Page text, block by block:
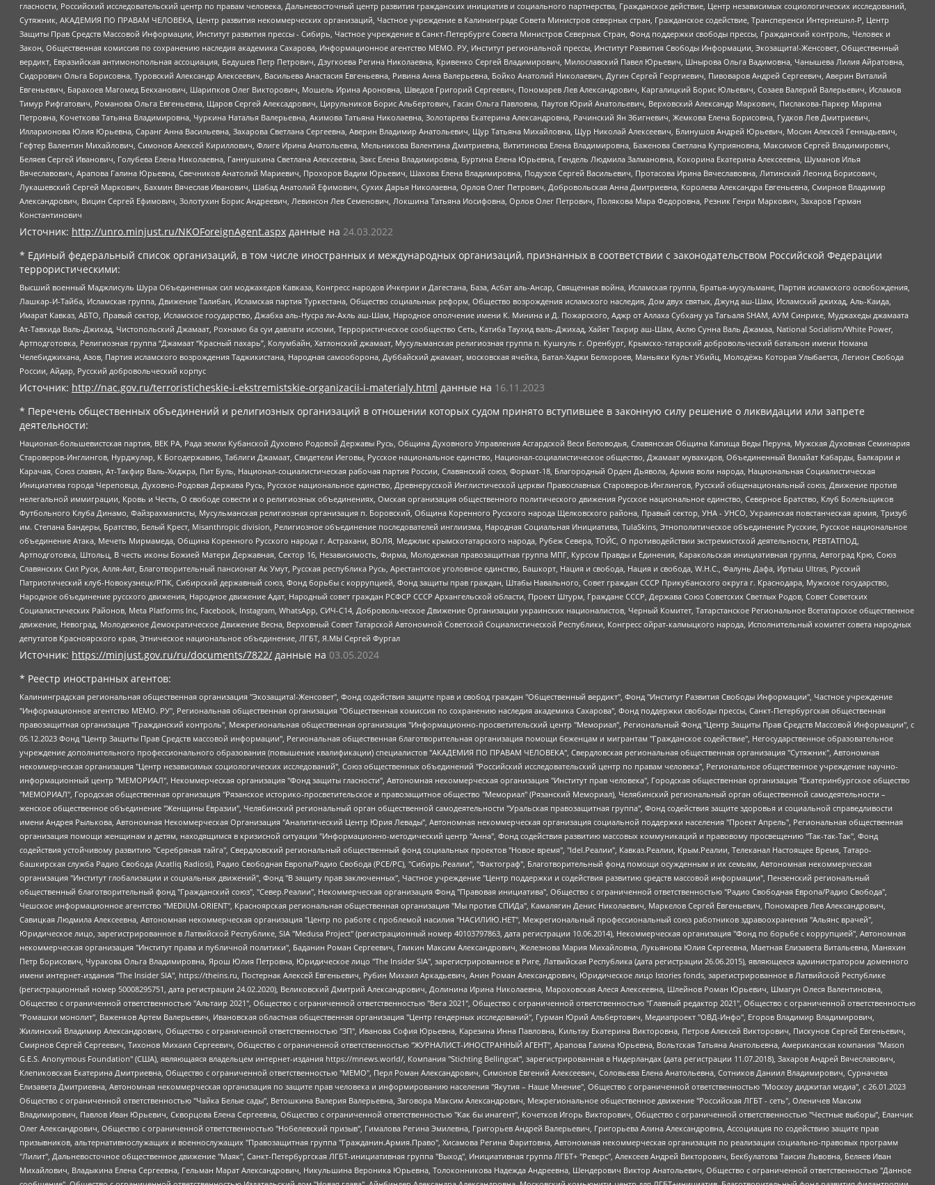
гласности, Российский исследовательский центр по правам человека, Дальневосточный центр развития гражданских инициатив и социального партнерства, Гражданское действие, Центр независимых социологических исследований,
Сутяжник, АКАДЕМИЯ ПО ПРАВАМ ЧЕЛОВЕКА, Центр развития некоммерческих организаций, Частное учреждение в Калининграде Совета Министров северных стран, Гражданское содействие, Трансперенси Интернешнл-Р, Центр
Защиты Прав Средств Массовой Информации, Институт развития прессы - Сибирь, Частное учреждение в Санкт-Петербурге Совета Министров Северных Стран, Фонд поддержки свободы прессы, Гражданский контроль, Человек и
Закон, Общественная комиссия по сохранению наследия академика Сахарова, Информационное агентство МЕМО. РУ, Институт региональной прессы, Институт Развития Свободы Информации, Экозащита!-Женсовет, Общественный
вердикт, Евразийская антимонопольная ассоциация, Бедушев Петр Петрович, Дзугкоева Регина Николаевна, Кривенко Сергей Владимирович, Милославский Павел Юрьевич, Шнырова Ольга Вадимовна, Чанышева Лилия Айратовна,
Сидорович Ольга Борисовна, Туровский Александр Алексеевич, Васильева Анастасия Евгеньевна, Ривина Анна Валерьевна, Бойко Анатолий Николаевич, Дугин Сергей Георгиевич, Пивоваров Андрей Сергеевич, Аверин Виталий
Евгеньевич, Барахоев Магомед Бекханович, Шарипков Олег Викторович, Мошель Ирина Ароновна, Шведов Григорий Сергеевич, Пономарев Лев Александрович, Каргалицкий Борис Юльевич, Созаев Валерий Валерьевич, Исламов
Тимур Рифгатович, Романова Ольга Евгеньевна, Щаров Сергей Алексадрович, Цирульников Борис Альбертович, Гасан Ольга Павловна, Паутов Юрий Анатольевич, Верховский Александр Маркович, Пислакова-Паркер Марина
Петровна, Кочеткова Татьяна Владимировна, Чуркина Наталья Валерьевна, Акимова Татьяна Николаевна, Золотарева Екатерина Александровна, Рачинский Ян Збигневич, Жемкова Елена Борисовна, Гудков Лев Дмитриевич,
Илларионова Юлия Юрьевна, Саранг Анна Васильевна, Захарова Светлана Сергеевна, Аверин Владимир Анатольевич, Щур Татьяна Михайловна, Щур Николай Алексеевич, Блинушов Андрей Юрьевич, Мосин Алексей Геннадьевич,
Гефтер Валентин Михайлович, Симонов Алексей Кириллович, Флиге Ирина Анатольевна, Мельникова Валентина Дмитриевна, Вититинова Елена Владимировна, Баженова Светлана Куприяновна, Максимов Сергей Владимирович,
Беляев Сергей Иванович, Голубева Елена Николаевна, Ганнушкина Светлана Алексеевна, Закс Елена Владимировна, Буртина Елена Юрьевна, Гендель Людмила Залмановна, Кокорина Екатерина Алексеевна, Шуманов Илья
Вячеславович, Арапова Галина Юрьевна, Свечников Анатолий Мариевич, Прохоров Вадим Юрьевич, Шахова Елена Владимировна, Подузов Сергей Васильевич, Протасова Ирина Вячеславовна, Литинский Леонид Борисович,
Лукашевский Сергей Маркович, Бахмин Вячеслав Иванович, Шабад Анатолий Ефимович, Сухих Дарья Николаевна, Орлов Олег Петрович, Добровольская Анна Дмитриевна, Королева Александра Евгеньевна, Смирнов Владимир
Александрович, Вицин Сергей Ефимович, Золотухин Борис Андреевич, Левинсон Лев Семенович, Локшина Татьяна Иосифовна, Орлов Олег Петрович, Полякова Мара Федоровна, Резник Генри Маркович, Захаров Герман
Константинович
Источник: http://unro.minjust.ru/NKOForeignAgent.aspx данные на 24.03.2022
* Единый федеральный список организаций, в том числе иностранных и международных организаций, признанных в соответствии с законодательством Российской Федерации
террористическими:
Высший военный Маджлисуль Шура Объединенных сил моджахедов Кавказа, Конгресс народов Ичкерии и Дагестана, База, Асбат аль-Ансар, Священная война, Исламская группа, Братья-мусульмане, Партия исламского освобождения,
Лашкар-И-Тайба, Исламская группа, Движение Талибан, Исламская партия Туркестана, Общество социальных реформ, Общество возрождения исламского наследия, Дом двух святых, Джунд аш-Шам, Исламский джихад, Аль-Каида,
Имарат Кавказ, АБТО, Правый сектор, Исламское государство, Джабха аль-Нусра ли-Ахль аш-Шам, Народное ополчение имени К. Минина и Д. Пожарского, Аджр от Аллаха Субхану уа Тагьаля SHAM, АУМ Синрике, Муджахеды джамаата
Ат-Тавхида Валь-Джихад, Чистопольский Джамаат, Рохнамо ба суи давлати исломи, Террористическое сообщество Сеть, Катиба Таухид валь-Джихад, Хайят Тахрир аш-Шам, Ахлю Сунна Валь Джамаа, National Socialism/White Power,
Артподготовка, Религиозная группа “Джамаат “Красный пахарь”, Колумбайн, Хатлонский джамаат, Мусульманская религиозная группа п. Кушкуль г. Оренбург, Крымско-татарский добровольческий батальон имени Номана
Челебиджихана, Азов, Партия исламского возрождения Таджикистана, Народная самооборона, Дуббайский джамаат, московская ячейка, Батал-Хаджи Белхороев, Маньяки Культ Убийц, Молодёжь Которая Улыбается, Легион Свобода
России, Айдар, Русский добровольческий корпус
Источник: http://nac.gov.ru/terroristicheskie-i-ekstremistskie-organizacii-i-materialy.html данные на 16.11.2023
* Перечень общественных объединений и религиозных организаций в отношении которых судом принято вступившее в законную силу решение о ликвидации или запрете
деятельности:
Национал-большевистская партия, ВЕК РА, Рада земли Кубанской Духовно Родовой Державы Русь, Община Духовного Управления Асгардской Веси Беловодья, Славянская Община Капища Веды Перуна, Мужская Духовная Семинария
Староверов-Инглингов, Нурджулар, К Богодержавию, Таблиги Джамаат, Свидетели Иеговы, Русское национальное единство, Национал-социалистическое общество, Джамаат мувахидов, Объединенный Вилайат Кабарды, Балкарии и
Карачая, Союз славян, Ат-Такфир Валь-Хиджра, Пит Буль, Национал-социалистическая рабочая партия России, Славянский союз, Формат-18, Благородный Орден Дьявола, Армия воли народа, Национальная Социалистическая
Инициатива города Череповца, Духовно-Родовая Держава Русь, Русское национальное единство, Древнерусской Инглистической церкви Православных Староверов-Инглингов, Русский общенациональный союз, Движение против
нелегальной иммиграции, Кровь и Честь, О свободе совести и о религиозных объединениях, Омская организация общественного политического движения Русское национальное единство, Северное Братство, Клуб Болельщиков
Футбольного Клуба Динамо, Файзрахманисты, Мусульманская религиозная организация п. Боровский, Община Коренного Русского народа Щелковского района, Правый сектор, УНА - УНСО, Украинская повстанческая армия, Тризуб
им. Степана Бандеры, Братство, Белый Крест, Misanthropic division, Религиозное объединение последователей инглиизма, Народная Социальная Инициатива, TulaSkins, Этнополитическое объединение Русские, Русское национальное
объединение Атака, Мечеть Мирмамеда, Община Коренного Русского народа г. Астрахани, ВОЛЯ, Меджлис крымскотатарского народа, Рубеж Севера, ТОЙС, О противодействии экстремистской деятельности, РЕВТАТПОД,
Артподготовка, Штольц, В честь иконы Божией Матери Державная, Сектор 16, Независимость, Фирма, Молодежная правозащитная группа МПГ, Курсом Правды и Единения, Каракольская инициативная группа, Автоград Крю, Союз
Славянских Сил Руси, Алля-Аят, Благотворительный пансионат Ак Умут, Русская республика Русь, Арестантское уголовное единство, Башкорт, Нация и свобода, Нация и свобода, W.H.С., Фалунь Дафа, Иртыш Ultras, Русский
Патриотический клуб-Новокузнецк/РПК, Сибирский державный союз, Фонд борьбы с коррупцией, Фонд защиты прав граждан, Штабы Навального, Совет граждан СССР Прикубанского округа г. Краснодара, Мужское государство,
Народное объединение русского движения, Народное движение Адат, Народный совет граждан РСФСР СССР Архангельской области, Проект Штурм, Граждане СССР, Держава Союз Советских Светлых Родов, Совет Советских
Социалистических Районов, Meta Platforms Inc, Facebook, Instagram, WhatsApp, СИЧ-С14, Добровольческое Движение Организации украинских националистов, Черный Комитет, Татарстанское Региональное Всетатарское общественное
движение, Невоград, Молодежное Демократическое Движение Весна, Верховный Совет Татарской Автономной Советской Социалистической Республики, Конгресс ойрат-калмыцкого народа, Исполнительный комитет совета народных
депутатов Красноярского края, Этническое национальное объединение, ЛГБТ, Я.МЫ Сергей Фургал
Источник: https://minjust.gov.ru/ru/documents/7822/ данные на 03.05.2024
* Реестр иностранных агентов:
Калининградская региональная общественная организация "Экозащита!-Женсовет", Фонд содействия защите прав и свобод граждан "Общественный вердикт", Фонд "Институт Развития Свободы Информации", Частное учреждение "Информационное агентство МЕМО. РУ", Региональная общественная организация "Общественная комиссия по сохранению наследия академика Сахарова", Фонд поддержки свободы прессы, Санкт-Петербургская общественная правозащитная организация "Гражданский контроль", Межрегиональная общественная организация "Информационно-просветительский центр "Мемориал", Региональный Фонд "Центр Защиты Прав Средств Массовой Информации", с 05.12.2023 Фонд "Центр Защиты Прав Средств массовой информации", Региональная общественная благотворительная организация помощи беженцам и мигрантам "Гражданское содействие", Негосударственное образовательное учреждение дополнительного профессионального образования (повышение квалификации) специалистов "АКАДЕМИЯ ПО ПРАВАМ ЧЕЛОВЕКА", Свердловская региональная общественная организация "Сутяжник", Автономная некоммерческая организация "Центр независимых социологических исследований", Союз общественных объединений "Российский исследовательский центр по правам человека", Региональное общественное учреждение научно-информационный центр "МЕМОРИАЛ", Некоммерческая организация "Фонд защиты гласности", Автономная некоммерческая организация "Институт прав человека", Городская общественная организация "Екатеринбургское общество "МЕМОРИАЛ", Городская общественная организация "Рязанское историко-просветительское и правозащитное общество "Мемориал" (Рязанский Мемориал), Челябинский региональный орган общественной самодеятельности – женское общественное объединение "Женщины Евразии", Челябинский региональный орган общественной самодеятельности "Уральская правозащитная группа", Фонд содействия защите здоровья и социальной справедливости имени Андрея Рылькова, Автономная Некоммерческая Организация "Аналитический Центр Юрия Левады", Автономная некоммерческая организация социальной поддержки населения "Проект Апрель", Региональная общественная организация помощи женщинам и детям, находящимся в кризисной ситуации "Информационно-методический центр "Анна", Фонд содействия развитию массовых коммуникаций и правовому просвещению "Так-так-Так", Фонд содействия устойчивому развитию "Серебряная тайга", Свердловский региональный общественный фонд социальных проектов "Новое время", "Idel.Реалии", Кавказ.Реалии, Крым.Реалии, Телеканал Настоящее Время, Татаро-башкирская служба Радио Свобода (Azatliq Radiosi), Радио Свободная Европа/Радио Свобода (PCE/PC), "Сибирь.Реалии", "Фактограф", Благотворительный фонд помощи осужденным и их семьям, Автономная некоммерческая организация "Институт глобализации и социальных движений", Фонд "В защиту прав заключенных", Частное учреждение "Центр поддержки и содействия развитию средств массовой информации", Пензенский региональный общественный благотворительный фонд "Гражданский союз", "Север.Реалии", Некоммерческая организация Фонд "Правовая инициатива", Общество с ограниченной ответственностью "Радио Свободная Европа/Радио Свобода", Чешское информационное агентство "MEDIUM-ORIENT", Красноярская региональная общественная организация "Мы против СПИДа", Камалягин Денис Николаевич, Маркелов Сергей Евгеньевич, Пономарев Лев Александрович, Савицкая Людмила Алексеевна, Автономная некоммерческая организация "Центр по работе с проблемой насилия "НАСИЛИЮ.НЕТ", Межрегиональный профессиональный союз работников здравоохранения "Альянс врачей", Юридическое лицо, зарегистрированное в Латвийской Республике, SIA "Medusa Project" (регистрационный номер 40103797863, дата регистрации 10.06.2014), Некоммерческая организация "Фонд по борьбе с коррупцией", Автономная некоммерческая организация "Институт права и публичной политики", Баданин Роман Сергеевич, Гликин Максим Александрович, Железнова Мария Михайловна, Лукьянова Юлия Сергеевна, Маетная Елизавета Витальевна, Маняхин Петр Борисович, Чуракова Ольга Владимировна, Ярош Юлия Петровна, Юридическое лицо "The Insider SIA", зарегистрированное в Риге, Латвийская Республика (дата регистрации 26.06.2015), являющееся администратором доменного имени интернет-издания "The Insider SIA", https://theins.ru, Постернак Алексей Евгеньевич, Рубин Михаил Аркадьевич, Анин Роман Александрович, Юридическое лицо Istories fonds, зарегистрированное в Латвийской Республике (регистрационный номер 50008295751, дата регистрации 24.02.2020), Великовский Дмитрий Александрович, Долинина Ирина Николаевна, Мароховская Алеся Алексеевна, Шлейнов Роман Юрьевич, Шмагун Олеся Валентиновна, Общество с ограниченной ответственностью "Альтаир 2021", Общество с ограниченной ответственностью "Вега 2021", Общество с ограниченной ответственностью "Главный редактор 2021", Общество с ограниченной ответственностью "Ромашки монолит", Важенков Артем Валерьевич, Ивановская областная общественная организация "Центр гендерных исследований", Гурман Юрий Альбертович, Медиапроект "ОВД-Инфо", Егоров Владимир Владимирович, Жилинский Владимир Александрович, Общество с ограниченной ответственностью "ЗП", Иванова София Юрьевна, Карезина Инна Павловна, Кильтау Екатерина Викторовна, Петров Алексей Викторович, Пискунов Сергей Евгеньевич, Смирнов Сергей Сергеевич, Тихонов Михаил Сергеевич, Общество с ограниченной ответственностью "ЖУРНАЛИСТ-ИНОСТРАННЫЙ АГЕНТ", Арапова Галина Юрьевна, Вольтская Татьяна Анатольевна, Американская компания "Mason G.E.S. Anonymous Foundation" (США), являющаяся владельцем интернет-издания https://mnews.world/, Компания "Stichting Bellingcat", зарегистрированная в Нидерландах (дата регистрации 11.07.2018), Захаров Андрей Вячеславович, Клепиковская Екатерина Дмитриевна, Общество с ограниченной ответственностью "МЕМО", Перл Роман Александрович, Симонов Евгений Алексеевич, Соловьева Елена Анатольевна, Сотников Даниил Владимирович, Сурначева Елизавета Дмитриевна, Автономная некоммерческая организация по защите прав человека и информированию населения "Якутия – Наше Мнение", Общество с ограниченной ответственностью "Москоу диджитал медиа", с 26.01.2023 Общество с ограниченной ответственностью "Чайка Белые сады", Ветошкина Валерия Валерьевна, Заговора Максим Александрович, Межрегиональное общественное движение "Российская ЛГБТ - сеть", Оленичев Максим Владимирович, Павлов Иван Юрьевич, Скворцова Елена Сергеевна, Общество с ограниченной ответственностью "Как бы инагент", Кочетков Игорь Викторович, Общество с ограниченной ответственностью "Честные выборы", Еланчик Олег Александрович, Общество с ограниченной ответственностью "Нобелевский призыв", Гималова Регина Эмилевна, Григорьев Андрей Валерьевич, Григорьева Алина Александровна, Ассоциация по содействию защите прав призывников, альтернативнослужащих и военнослужащих "Правозащитная группа "Гражданин.Армия.Право", Хисамова Регина Фаритовна, Автономная некоммерческая организация по реализации социально-правовых программ "Лилит", Дальневосточное общественное движение "Маяк", Санкт-Петербургская ЛГБТ-инициативная группа "Выход", Инициативная группа ЛГБТ+ "Реверс", Алексеев Андрей Викторович, Бекбулатова Таисия Львовна, Беляев Иван Михайлович, Владыкина Елена Сергеевна, Гельман Марат Александрович, Никульшина Вероника Юрьевна, Толоконникова Надежда Андреевна, Шендерович Виктор Анатольевич, Общество с ограниченной ответственностью "Данное сообщение", Общество с ограниченной ответственностью Издательский дом "Новая глава", Айнбиндер Александра Александровна, Московский комьюнити-центр для ЛГБТ+инициатив, Благотворительный фонд развития филантропии, Deutsche Welle (Германия, Kurt-Schumacher-Strasse 3, 53113 Bonn), Борзунова Мария Михайловна, Воробьев Виктор Викторович, Голубева Анна Львовна, Константинова Алла Михайловна, Малкова Ирина Владимировна, Мурадов Мурад Абдулгалимович, Осетинская Елизавета Николаевна, Понасенков Евгений Николаевич, Ганапольский Матвей Юрьевич, Киселев Евгений Алексеевич, Борухович Ирина Григорьевна, Дремин Иван Тимофеевич, Дубровский Дмитрий Викторович, Красноярская региональная общественная организация поддержки и развития альтернативных образовательных технологий и межкультурных коммуникаций "ИНТЕРРА", Маяковская Екатерина Алексеевна, Фейгин Марк Захарович, Филимонов Андрей Викторович, Дзугкоева Регина Николаевна, Доброхотов Роман Александрович, Дудь Юрий Александрович, Елкин Сергей Владимирович, Кругликов Кирилл Игоревич, Сабунаева Мария Леонидовна, Семенов Алексей Владимирович, Шаинян Карен Багратович, Шульман Екатерина Михайловна, Асафьев Артур Валерьевич, Вахштайн Виктор Семенович, Венедиктов Алексей Алексеевич, Лушникова Екатерина Евгеньевна, Волков Леонид Михайлович, Невзоров Александр Глебович, Пархоменко Сергей Борисович, Сироткин Ярослав Николаевич, Кара-Мурза Владимир Владимирович, Баранова Наталья Владимировна, Гозман Леонид Яковлевич, Кагарлицкий Борис Юльевич, Климарев Михаил Валерьевич, Милов Владимир Станиславович, Автономная некоммерческая организация Краснодарский центр современного искусства "Типография", Моргенштерн Алишер Тагирович, Соболь Любовь Эдуардовна, Общество с ограниченной ответственностью "ЛИЗА НОРМ", Каспаров Гарри Кимович, Ходорковский Михаил Борисович, Общество с ограниченной ответственностью "Апрельские тезисы", Данилович Ирина Брониславовна, Кашин Олег Владимирович, Петров Николай Владимирович, Пивоваров Алексей Владимирович, Соколов Михаил Владимирович, Цветкова Юлия Владимировна, Чичваркин Евгений Александрович, Комитет против пыток/Команда против пыток, Общество с ограниченной ответственностью "Первый научный", Общество с ограниченной ответственностью "Вертолет и ко", Белоцерковская Вероника Борисовна, Кац Максим Евгеньевич, Лазарева Татьяна Юрьевна, Шаведдинов Руслан Табризович, Яшин Илья Валерьевич, Общество с ограниченной ответственностью "Иноагент ААВ", Алешковский Дмитрий Петрович, Альбац Евгения Марковна, Быков Дмитрий Львович, Галямина Юлия Евгеньевна, Лойко Сергей Леонидович, Мартынов Кирилл Константинович, Медведев Сергей Александрович, Крашенинников Федор Геннадиевич, Гордеева Катерина Вл